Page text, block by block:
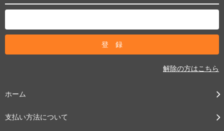
解除の方はこちら
ホーム
支払い方法について